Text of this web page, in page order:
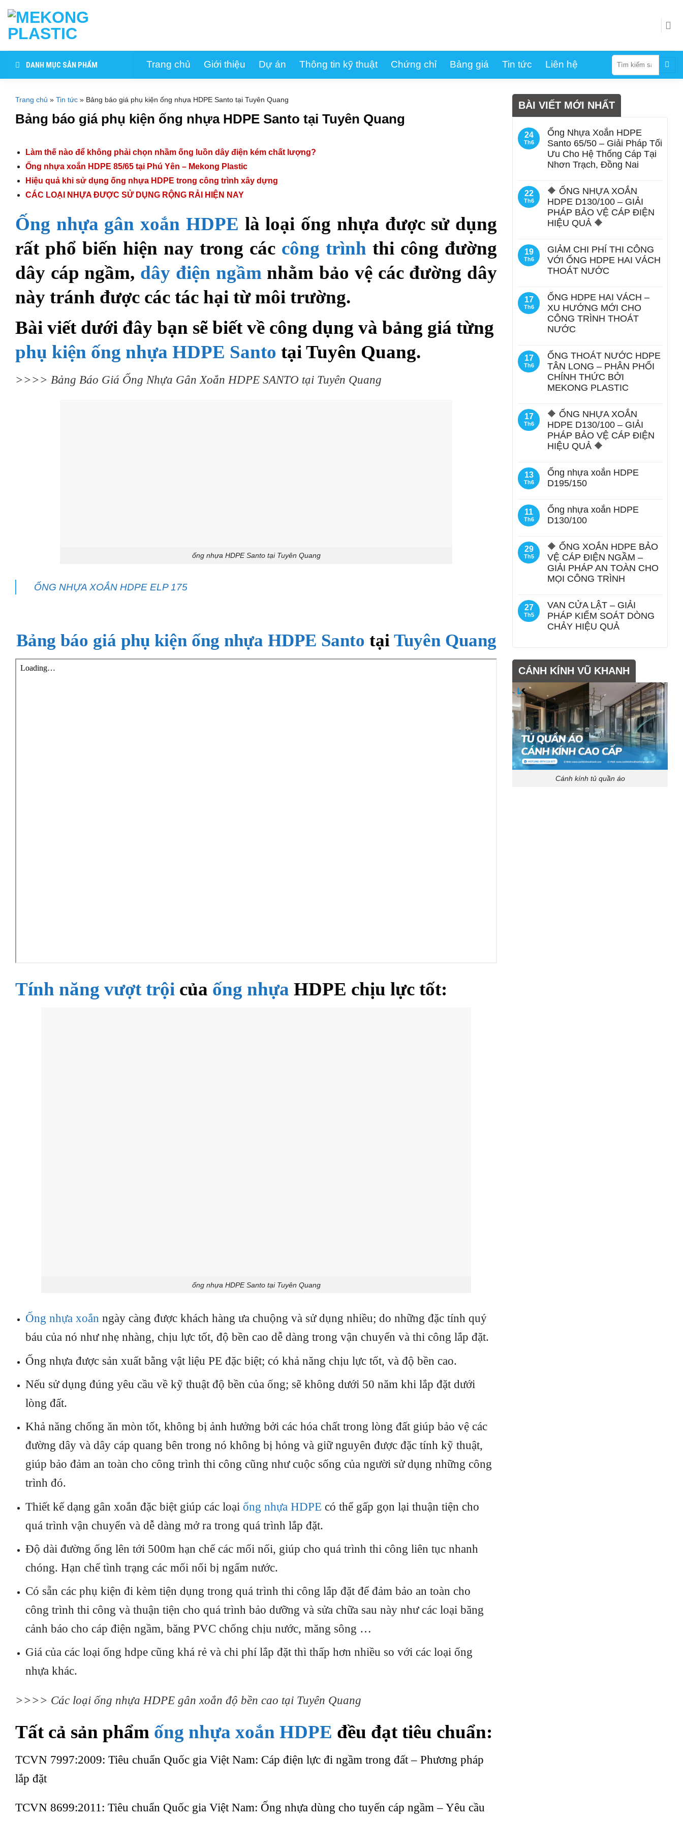
content
DANH MỤC SẢN PHẨM Trang chủ Giới thiệu Dự án Thông tin kỹ thuật Chứng chỉ Bảng giá Tin tức Liên hệ
Tìm
kiếm:
Trang chủ » Tin tức » Bảng báo giá phụ kiện ống nhựa HDPE Santo tại Tuyên Quang
Bảng báo giá phụ kiện ống nhựa HDPE Santo tại Tuyên Quang
Làm thế nào để không phải chọn nhầm ống luồn dây điện kém chất lượng?
Ống nhựa xoắn HDPE 85/65 tại Phú Yên – Mekong Plastic
Hiệu quả khi sử dụng ống nhựa HDPE trong công trình xây dựng
CÁC LOẠI NHỰA ĐƯỢC SỬ DỤNG RỘNG RẢI HIỆN NAY
Ống nhựa gân xoắn HDPE là loại ống nhựa được sử dụng
rất phổ biến hiện nay trong các công trình thi công đường
dây cáp ngầm, dây điện ngầm nhằm bảo vệ các đường dây
này tránh được các tác hại từ môi trường.
Bài viết dưới đây bạn sẽ biết về công dụng và bảng giá từng
phụ kiện ống nhựa HDPE Santo tại Tuyên Quang.
>>>> Bảng Báo Giá Ống Nhựa Gân Xoắn HDPE SANTO tại Tuyên Quang
ống nhựa HDPE Santo tại Tuyên Quang
ỐNG NHỰA XOẮN HDPE ELP 175
Bảng báo giá phụ kiện ống nhựa HDPE Santo tại Tuyên Quang
Tính năng vượt trội của ống nhựa HDPE chịu lực tốt:
ống nhựa HDPE Santo tại Tuyên Quang
Ống nhựa xoắn ngày càng được khách hàng ưa chuộng và sử dụng nhiều; do những đặc tính quý
báu của nó như nhẹ nhàng, chịu lực tốt, độ bền cao dễ dàng trong vận chuyển và thi công lắp đặt.
Ống nhựa được sản xuất bằng vật liệu PE đặc biệt; có khả năng chịu lực tốt, và độ bền cao.
Nếu sử dụng đúng yêu cầu về kỹ thuật độ bền của ống; sẽ không dưới 50 năm khi lắp đặt dưới
lòng đất.
Khả năng chống ăn mòn tốt, không bị ảnh hưởng bởi các hóa chất trong lòng đất giúp bảo vệ các
đường dây và dây cáp quang bên trong nó không bị hỏng và giữ nguyên được đặc tính kỹ thuật,
giúp bảo đảm an toàn cho công trình thi công cũng như cuộc sống của người sử dụng những công
trình đó.
Thiết kế dạng gân xoắn đặc biệt giúp các loạiống nhựa HDPE có thể gấp gọn lại thuận tiện cho
quá trình vận chuyển và dễ dàng mở ra trong quá trình lắp đặt.
Độ dài đường ống lên tới 500m hạn chế các mối nối, giúp cho quá trình thi công liên tục nhanh
chóng. Hạn chế tình trạng các mối nối bị ngấm nước.
Có sẵn các phụ kiện đi kèm tiện dụng trong quá trình thi công lắp đặt để đảm bảo an toàn cho
công trình thi công và thuận tiện cho quá trình bảo dưỡng và sửa chữa sau này như các loại băng
cảnh báo cho cáp điện ngầm, băng PVC chống chịu nước, măng sông …
Giá của các loại ống hdpe cũng khá rẻ và chi phí lắp đặt thì thấp hơn nhiều so với các loại ống
nhựa khác.
>>>> Các loại ống nhựa HDPE gân xoắn độ bền cao tại Tuyên Quang
Tất cả sản phẩm ống nhựa xoắn HDPE đều đạt tiêu chuẩn:
TCVN 7997:2009: Tiêu chuẩn Quốc gia Việt Nam: Cáp điện lực đi ngầm trong đất – Phương pháp
lắp đặt
TCVN 8699:2011: Tiêu chuẩn Quốc gia Việt Nam: Ống nhựa dùng cho tuyến cáp ngầm – Yêu cầu
BÀI VIẾT MỚI NHẤT
24
Th6
Ống Nhựa Xoắn HDPE
Santo 65/50 – Giải Pháp Tối
Ưu Cho Hệ Thống Cáp Tại
Nhơn Trạch, Đồng Nai
22
Th6
🔶 ỐNG NHỰA XOẮN
HDPE D130/100 – GIẢI
PHÁP BẢO VỆ CÁP ĐIỆN
HIỆU QUẢ 🔶
19
Th6
GIẢM CHI PHÍ THI CÔNG
VỚI ỐNG HDPE HAI VÁCH
THOÁT NƯỚC
17
Th6
ỐNG HDPE HAI VÁCH –
XU HƯỚNG MỚI CHO
CÔNG TRÌNH THOÁT
NƯỚC
17
Th6
ỐNG THOÁT NƯỚC HDPE
TÂN LONG – PHÂN PHỐI
CHÍNH THỨC BỞI
MEKONG PLASTIC
17
Th6
🔶 ỐNG NHỰA XOẮN
HDPE D130/100 – GIẢI
PHÁP BẢO VỆ CÁP ĐIỆN
HIỆU QUẢ 🔶
13
Th6
Ống nhựa xoắn HDPE
D195/150
11
Th6
Ống nhựa xoắn HDPE
D130/100
29
Th5
🔶 ỐNG XOẮN HDPE BẢO
VỆ CÁP ĐIỆN NGẦM –
GIẢI PHÁP AN TOÀN CHO
MỌI CÔNG TRÌNH
27
Th5
VAN CỬA LẬT – GIẢI
PHÁP KIỂM SOÁT DÒNG
CHẢY HIỆU QUẢ
CÁNH KÍNH VŨ KHANH
Cánh kính tủ quần áo